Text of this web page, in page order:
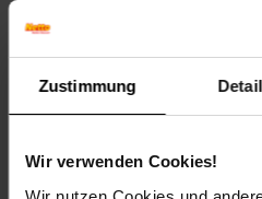
Zustimmung
Wir verwenden Cookies!
Geschmack: X
Standort und Pflege
Pflegeaufwand: Wenig,Mittel